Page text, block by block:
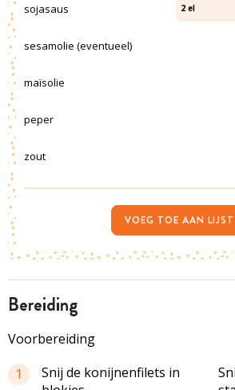
bereiding
Voorbereiding
1
Snij de konijnenfilets in
sojasaus 2 el
sesamolie (eventueel)
maïsolie
peper
zout
VOEG TOE AAN LIJST